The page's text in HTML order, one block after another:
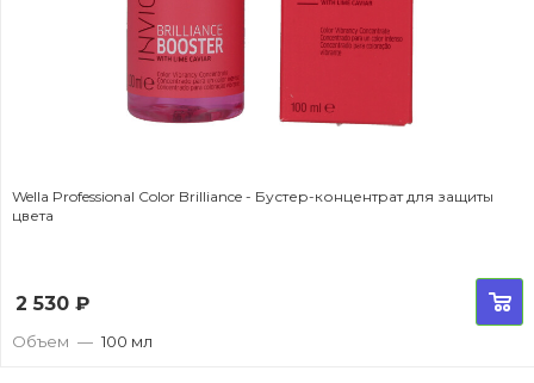
Wella Professional Color Brilliance - Бустер-концентрат для защиты
цвета
2 530 ₽
Объем — 100 мл